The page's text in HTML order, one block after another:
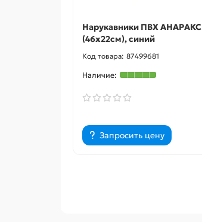
Нарукавники ПВХ АНАРАКС
(46х22см), синий
87499681
Запросить цену